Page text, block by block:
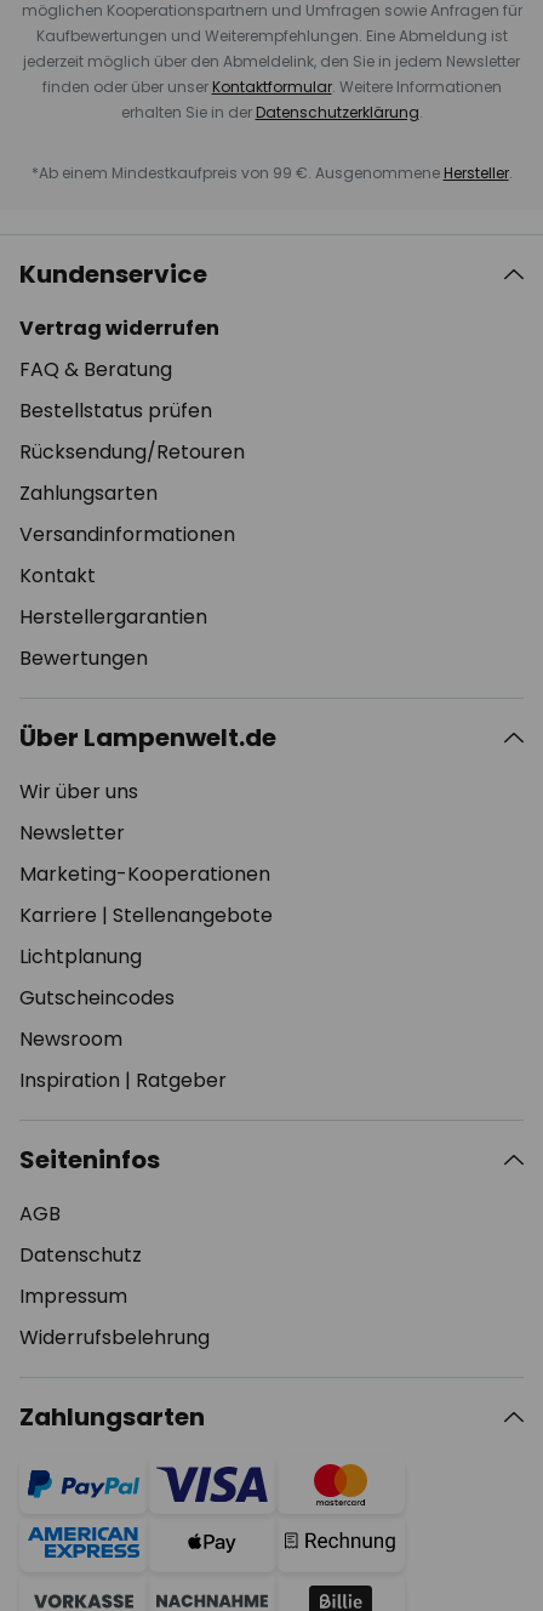
möglichen Kooperationspartnern und Umfragen sowie Anfragen für
Kaufbewertungen und Weiterempfehlungen. Eine Abmeldung ist
jederzeit möglich über den Abmeldelink, den Sie in jedem Newsletter
finden oder über unser Kontaktformular. Weitere Informationen
erhalten Sie in der Datenschutzerklärung.
*Ab einem Mindestkaufpreis von 99 €. Ausgenommene Hersteller.
Kundenservice
Vertrag widerrufen
FAQ & Beratung
Bestellstatus prüfen
Rücksendung/Retouren
Zahlungsarten
Versandinformationen
Kontakt
Herstellergarantien
Bewertungen
Über Lampenwelt.de
Wir über uns
Newsletter
Marketing-Kooperationen
Karriere | Stellenangebote
Lichtplanung
Gutscheincodes
Newsroom
Inspiration | Ratgeber
Seiteninfos
AGB
Datenschutz
Impressum
Widerrufsbelehrung
Zahlungsarten